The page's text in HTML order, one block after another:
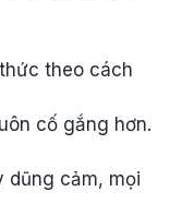
theo cách
cố gắng hơn.
dũng cảm, mọi